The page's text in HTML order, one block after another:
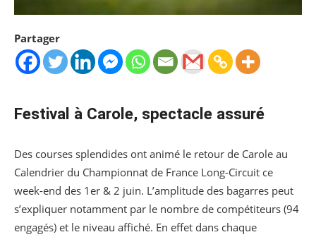
Partager
Festival à Carole, spectacle assuré
Des courses splendides ont animé le retour de Carole au
Calendrier du Championnat de France Long-Circuit ce
week-end des 1er & 2 juin. L’amplitude des bagarres peut
s’expliquer notamment par le nombre de compétiteurs (94
engagés) et le niveau affiché. En effet dans chaque